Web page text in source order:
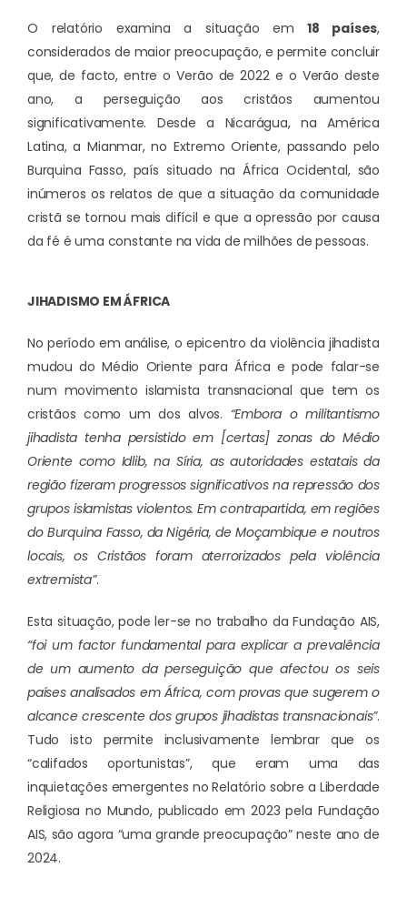
O relatório examina a situação em 18 países,
considerados de maior preocupação, e permite concluir
que, de facto, entre o Verão de 2022 e o Verão deste
ano, a perseguição aos cristãos aumentou
significativamente. Desde a Nicarágua, na América
Latina, a Mianmar, no Extremo Oriente, passando pelo
Burquina Fasso, país situado na África Ocidental, são
inúmeros os relatos de que a situação da comunidade
cristã se tornou mais difícil e que a opressão por causa
da fé é uma constante na vida de milhões de pessoas.
JIHADISMO EM ÁFRICA
No período em análise, o epicentro da violência jihadista
mudou do Médio Oriente para África e pode falar-se
num movimento islamista transnacional que tem os
cristãos como um dos alvos. “Embora o militantismo
jihadista tenha persistido em [certas] zonas do Médio
Oriente como Idlib, na Síria, as autoridades estatais da
região fizeram progressos significativos na repressão dos
grupos islamistas violentos. Em contrapartida, em regiões
do Burquina Fasso, da Nigéria, de Moçambique e noutros
locais, os Cristãos foram aterrorizados pela violência
extremista”.
Esta situação, pode ler-se no trabalho da Fundação AIS,
“foi um factor fundamental para explicar a prevalência
de um aumento da perseguição que afectou os seis
países analisados em África, com provas que sugerem o
alcance crescente dos grupos jihadistas transnacionais”.
Tudo isto permite inclusivamente lembrar que os
“califados oportunistas”, que eram uma das
inquietações emergentes no Relatório sobre a Liberdade
Religiosa no Mundo, publicado em 2023 pela Fundação
AIS, são agora “uma grande preocupação” neste ano de
2024.